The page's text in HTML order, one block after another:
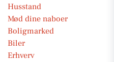
Husstand
Mød dine naboer
Boligmarked
Biler
Erhverv